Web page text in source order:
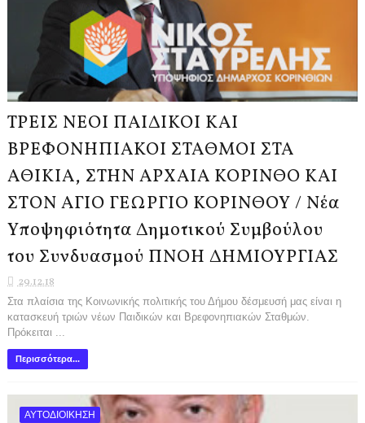
ΤΡΕΙΣ ΝΕΟΙ ΠΑΙΔΙΚΟΙ ΚΑΙ
ΒΡΕΦΟΝΗΠΙΑΚΟΙ ΣΤΑΘΜΟΙ ΣΤΑ
ΑΘΙΚΙΑ, ΣΤΗΝ ΑΡΧΑΙΑ ΚΟΡΙΝΘΟ ΚΑΙ
ΣΤΟΝ ΑΓΙΟ ΓΕΩΡΓΙΟ ΚΟΡΙΝΘΟΥ / Νέα
Υποψηφιότητα Δημοτικού Συμβούλου
του Συνδυασμού ΠΝΟΗ ΔΗΜΙΟΥΡΓΙΑΣ
29.12.18
Στα πλαίσια της Κοινωνικής πολιτικής του Δήμου δέσμευσή μας είναι η
κατασκευή τριών νέων Παιδικών και Βρεφονηπιακών Σταθμών.
Πρόκειται ...
Περισσότερα...
ΑΥΤΟΔΙΟΙΚΗΣΗ